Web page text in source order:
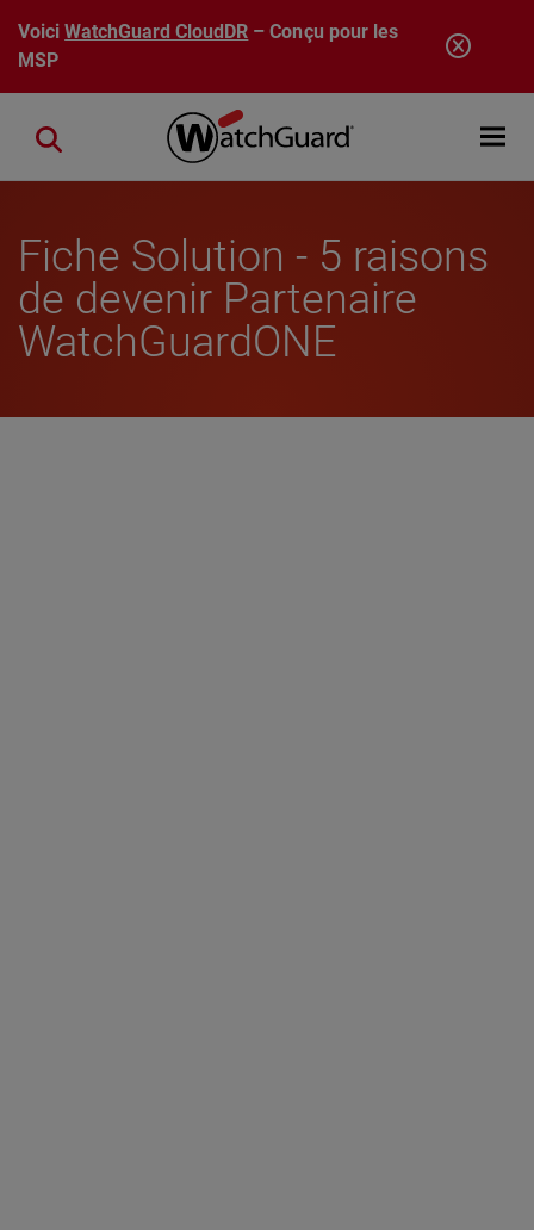
Aller au contenu principal
VoiciWatchGuard CloudDR – Conçu pour les
MSP
Open
Close search
Fiche Solution - 5 raisons
de devenir Partenaire
WatchGuardONE